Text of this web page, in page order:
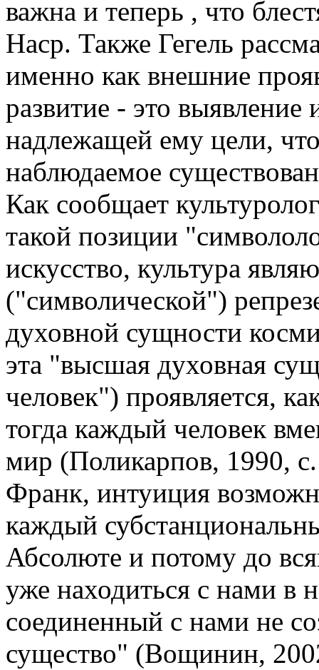
важна и теперь , что
Наср. Также Гегель
именно как внешние
развитие - это
надлежащей ему цели,
наблюдаемое
Как сообщает
такой позиции
искусство, культура
("символической")
духовной сущности
эта "высшая духовная
человек") проявляется,
тогда каждый человек
мир (Поликарпов, 1990,
Франк, интуиция
каждый
Абсолюте и потому до
уже находиться с нами в
соединенный с нами не
существо" (Вощинин,